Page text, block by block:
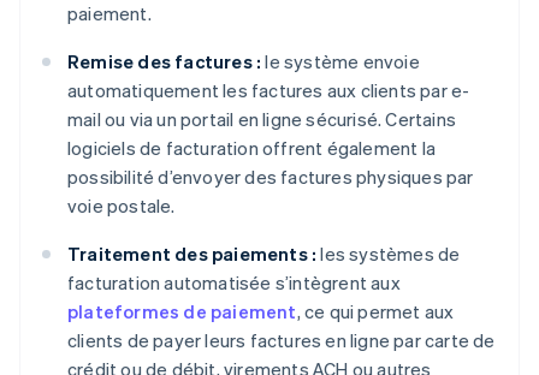
paiement.
Remise des factures : le système envoie
automatiquement les factures aux clients par e-
mail ou via un portail en ligne sécurisé. Certains
logiciels de facturation offrent également la
possibilité d’envoyer des factures physiques par
voie postale.
Traitement des paiements : les systèmes de
facturation automatisée s’intègrent aux
plateformes de paiement, ce qui permet aux
clients de payer leurs factures en ligne par carte de
crédit ou de débit, virements ACH ou autres